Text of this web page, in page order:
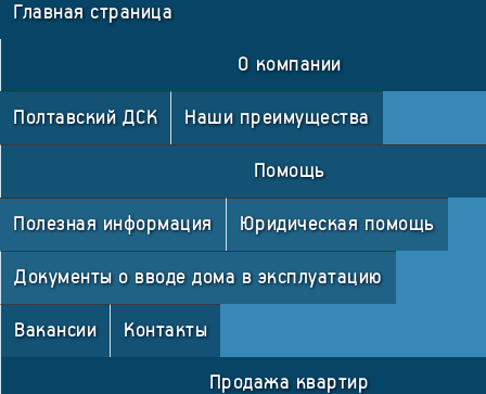
Главная страница
О компании
Полтавский ДСК Наши преимущества
Помощь
Полезная информация Юридическая помощь
Документы о вводе дома в эксплуатацию
Вакансии Контакты
Продажа квартир